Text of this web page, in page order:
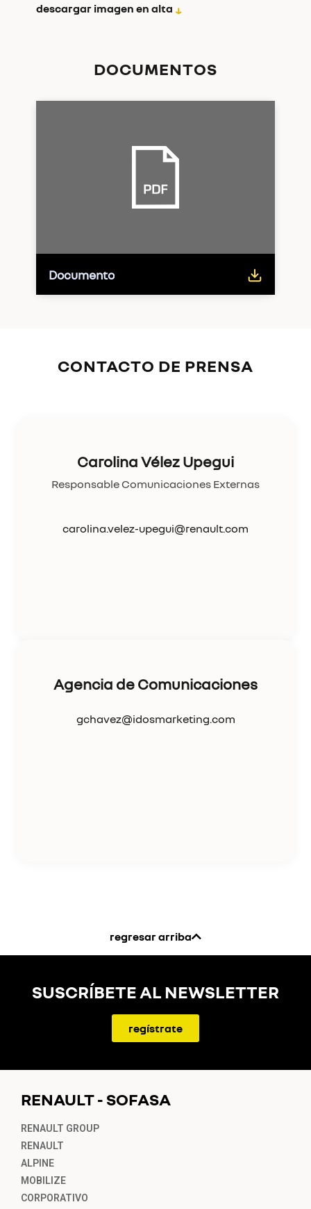
descargar imagen en alta ↓
DOCUMENTOS
Documento
CONTACTO DE PRENSA
Carolina Vélez Upegui
Responsable Comunicaciones Externas
carolina.velez-upegui@renault.com
Agencia de Comunicaciones
gchavez@idosmarketing.com
regresar arriba
SUSCRÍBETE AL NEWSLETTER
regístrate
RENAULT - SOFASA
RENAULT GROUP
RENAULT
ALPINE
MOBILIZE
CORPORATIVO